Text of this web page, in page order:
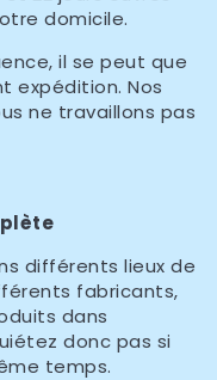
domicile.
il se peut que
expédition. Nos
ne travaillons pas
différents lieux de
fabricants,
dans
donc pas si
temps.